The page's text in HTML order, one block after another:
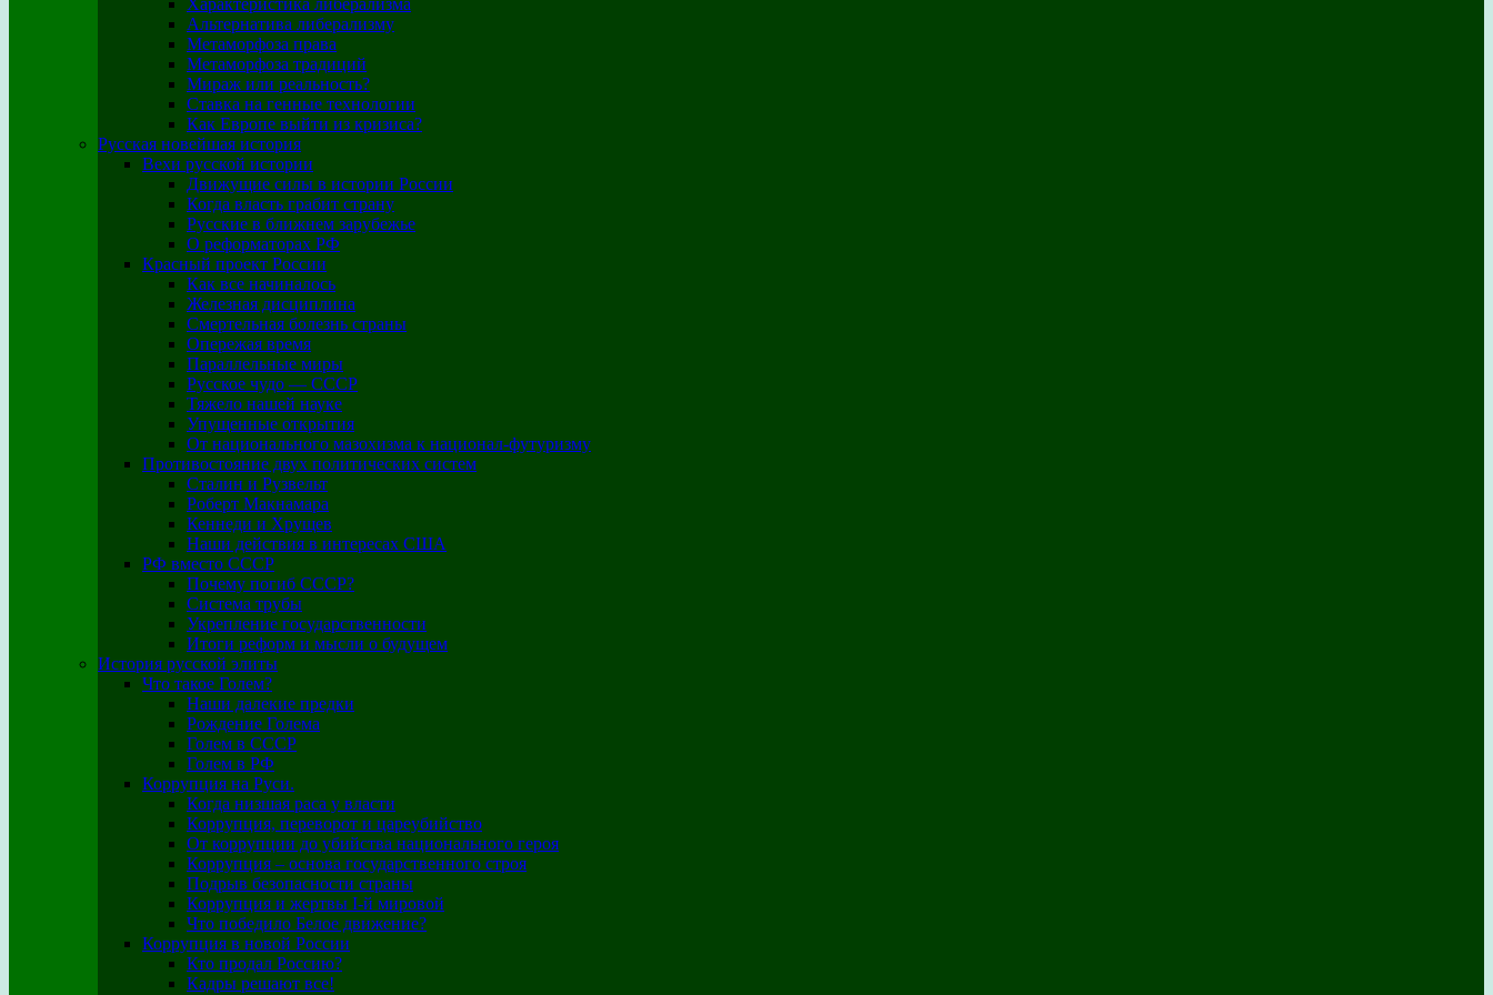
Характеристика либерализма
Альтернатива либерализму
Метаморфоза права
Метаморфоза традиций
Мираж или реальность?
Ставка на генные технологии
Как Европе выйти из кризиса?
Русская новейшая история
Вехи русской истории
Движущие силы в истории России
Когда власть грабит страну
Русские в ближнем зарубежье
О реформаторах РФ
Красный проект России
Как все начиналось
Железная дисциплина
Смертельная болезнь страны
Опережая время
Параллельные миры
Русское чудо — СССР
Тяжело нашей науке
Упущенные открытия
От национального мазохизма к национал-футуризму
Противостояние двух политических систем
Сталин и Рузвельт
Роберт Макнамара
Кеннеди и Хрущев
Наши действия в интересах США
РФ вместо СССР
Почему погиб СССР?
Система трубы
Укрепление государственности
Итоги реформ и мысли о будущем
История русской элиты
Что такое Голем?
Наши далекие предки
Рождение Голема
Голем в СССР
Голем в РФ
Коррупция на Руси.
Когда низшая раса у власти
Коррупция, переворот и цареубийство
От коррупции до убийства национального героя
Коррупция – основа государственного строя
Подрыв безопасности страны
Коррупция и жертвы I-й мировой
Что победило Белое движение?
Коррупция в новой России
Кто продал Россию?
Кадры решают все!